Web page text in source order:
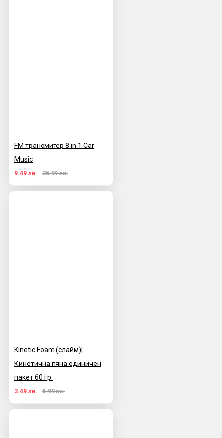
FM трансмитер 8 in 1 Car
Music
9.49 лв. 25.99 лв.
Kinetic Foam (слайм)|
Кинетична пяна единичен
пакет 60 гр.
3.49 лв. 5.99 лв.